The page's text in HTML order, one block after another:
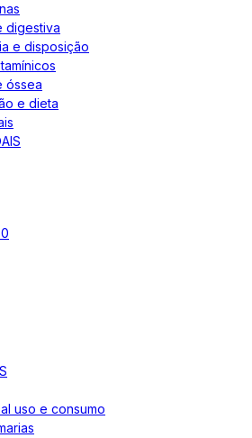
digestiva
e disposição
óssea
e dieta
uso e consumo